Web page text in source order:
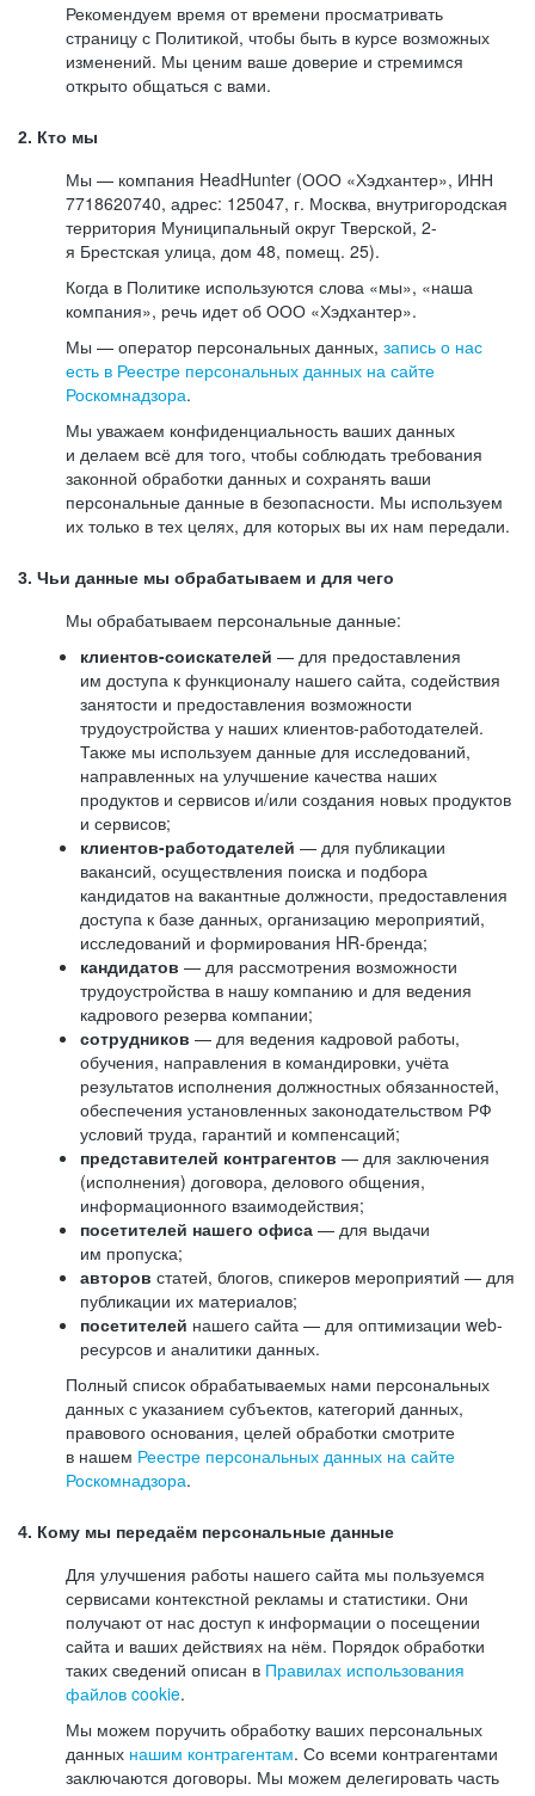
Рекомендуем время от времени просматривать
страницу с Политикой, чтобы быть в курсе возможных
изменений. Мы ценим ваше доверие и стремимся
открыто общаться с вами.
2. Кто мы
Мы — компания HeadHunter (ООО «Хэдхантер», ИНН
7718620740, адрес: 125047, г. Москва, внутригородская
территория Муниципальный округ Тверской, 2-
я Брестская улица, дом 48, помещ. 25).
Когда в Политике используются слова «мы», «наша
компания», речь идет об ООО «Хэдхантер».
Мы — оператор персональных данных, запись о нас
есть в Реестре персональных данных на сайте
Роскомнадзора.
Мы уважаем конфиденциальность ваших данных
и делаем всё для того, чтобы соблюдать требования
законной обработки данных и сохранять ваши
персональные данные в безопасности. Мы используем
их только в тех целях, для которых вы их нам передали.
3. Чьи данные мы обрабатываем и для чего
Мы обрабатываем персональные данные:
клиентов-соискателей — для предоставления
им доступа к функционалу нашего сайта, содействия
занятости и предоставления возможности
трудоустройства у наших клиентов-работодателей.
Также мы используем данные для исследований,
направленных на улучшение качества наших
продуктов и сервисов и/или создания новых продуктов
и сервисов;
клиентов-работодателей — для публикации
вакансий, осуществления поиска и подбора
кандидатов на вакантные должности, предоставления
доступа к базе данных, организацию мероприятий,
исследований и формирования HR-бренда;
кандидатов — для рассмотрения возможности
трудоустройства в нашу компанию и для ведения
кадрового резерва компании;
сотрудников — для ведения кадровой работы,
обучения, направления в командировки, учёта
результатов исполнения должностных обязанностей,
обеспечения установленных законодательством РФ
условий труда, гарантий и компенсаций;
представителей контрагентов — для заключения
(исполнения) договора, делового общения,
информационного взаимодействия;
посетителей нашего офиса — для выдачи
им пропуска;
авторов статей, блогов, спикеров мероприятий — для
публикации их материалов;
посетителей нашего сайта — для оптимизации web-
ресурсов и аналитики данных.
Полный список обрабатываемых нами персональных
данных с указанием субъектов, категорий данных,
правового основания, целей обработки смотрите
в нашем Реестре персональных данных на сайте
Роскомнадзора.
4. Кому мы передаём персональные данные
Для улучшения работы нашего сайта мы пользуемся
сервисами контекстной рекламы и статистики. Они
получают от нас доступ к информации о посещении
сайта и ваших действиях на нём. Порядок обработки
таких сведений описан в Правилах использования
файлов cookie.
Мы можем поручить обработку ваших персональных
данных нашим контрагентам. Со всеми контрагентами
заключаются договоры. Мы можем делегировать часть